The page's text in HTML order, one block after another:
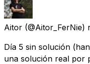
Aitor (@Aitor_FerNie)
Día 5 sin solución
una solución real por